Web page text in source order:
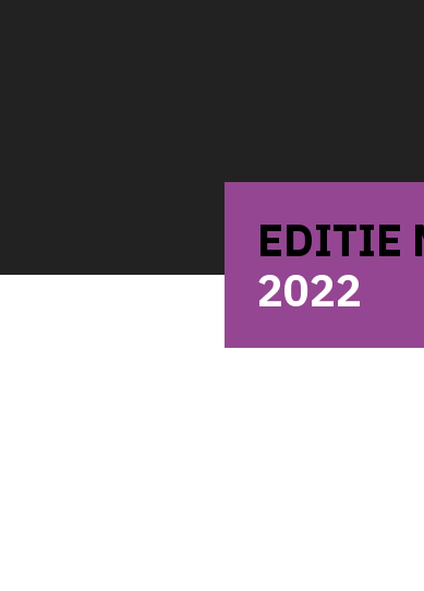
EDITIE
2022